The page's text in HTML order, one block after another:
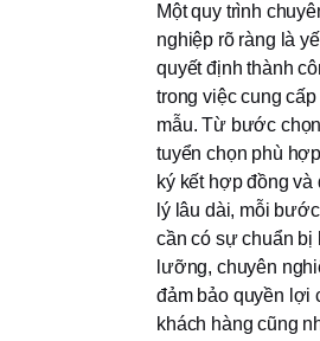
Một quy trình
nghiệp rõ ràng là
quyết định thành
trong việc cung
mẫu. Từ bước
tuyển chọn phù
ký kết hợp đồng và
lý lâu dài, mỗi
cần có sự chuẩn bị
lưỡng, chuyên
đảm bảo quyền lợi
khách hàng cũng